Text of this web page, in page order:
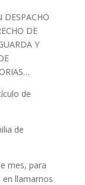
DE
Y
de
de
mes, para
llamarnos